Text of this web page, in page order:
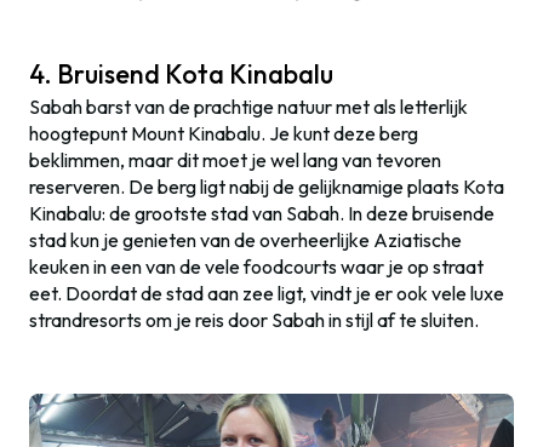
4. Bruisend Kota Kinabalu
Sabah barst van de prachtige natuur met als letterlijk
hoogtepunt Mount Kinabalu. Je kunt deze berg
beklimmen, maar dit moet je wel lang van tevoren
reserveren. De berg ligt nabij de gelijknamige plaats Kota
Kinabalu: de grootste stad van Sabah. In deze bruisende
stad kun je genieten van de overheerlijke Aziatische
keuken in een van de vele foodcourts waar je op straat
eet. Doordat de stad aan zee ligt, vindt je er ook vele luxe
strandresorts om je reis door Sabah in stijl af te sluiten.